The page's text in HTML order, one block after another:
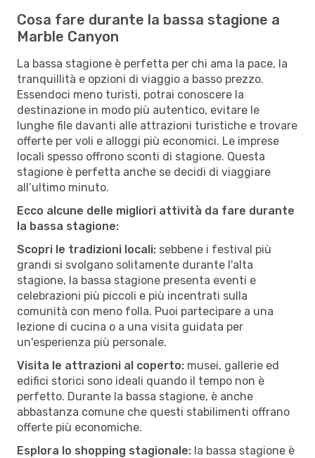
Cosa fare durante la bassa stagione a
Marble Canyon
La bassa stagione è perfetta per chi ama la pace, la
tranquillità e opzioni di viaggio a basso prezzo.
Essendoci meno turisti, potrai conoscere la
destinazione in modo più autentico, evitare le
lunghe file davanti alle attrazioni turistiche e trovare
offerte per voli e alloggi più economici. Le imprese
locali spesso offrono sconti di stagione. Questa
stagione è perfetta anche se decidi di viaggiare
all’ultimo minuto.
Ecco alcune delle migliori attività da fare durante
la bassa stagione:
Scopri le tradizioni locali: sebbene i festival più
grandi si svolgano solitamente durante l'alta
stagione, la bassa stagione presenta eventi e
celebrazioni più piccoli e più incentrati sulla
comunità con meno folla. Puoi partecipare a una
lezione di cucina o a una visita guidata per
un'esperienza più personale.
Visita le attrazioni al coperto: musei, gallerie ed
edifici storici sono ideali quando il tempo non è
perfetto. Durante la bassa stagione, è anche
abbastanza comune che questi stabilimenti offrano
offerte più economiche.
Esplora lo shopping stagionale: la bassa stagione è